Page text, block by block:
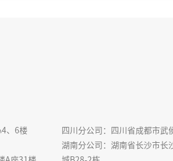
、6楼
四川分公司：四川省成都市武
湖南分公司：湖南省长沙市长